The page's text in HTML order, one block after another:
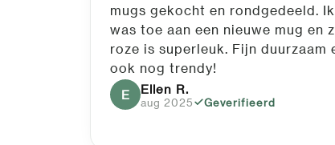
mugs gekocht en rondgedeeld. Ik
was toe aan een nieuwe mug en
roze is superleuk. Fijn duurzaam
ook nog trendy!
E Ellen R.
aug 2025 Geverifieerd